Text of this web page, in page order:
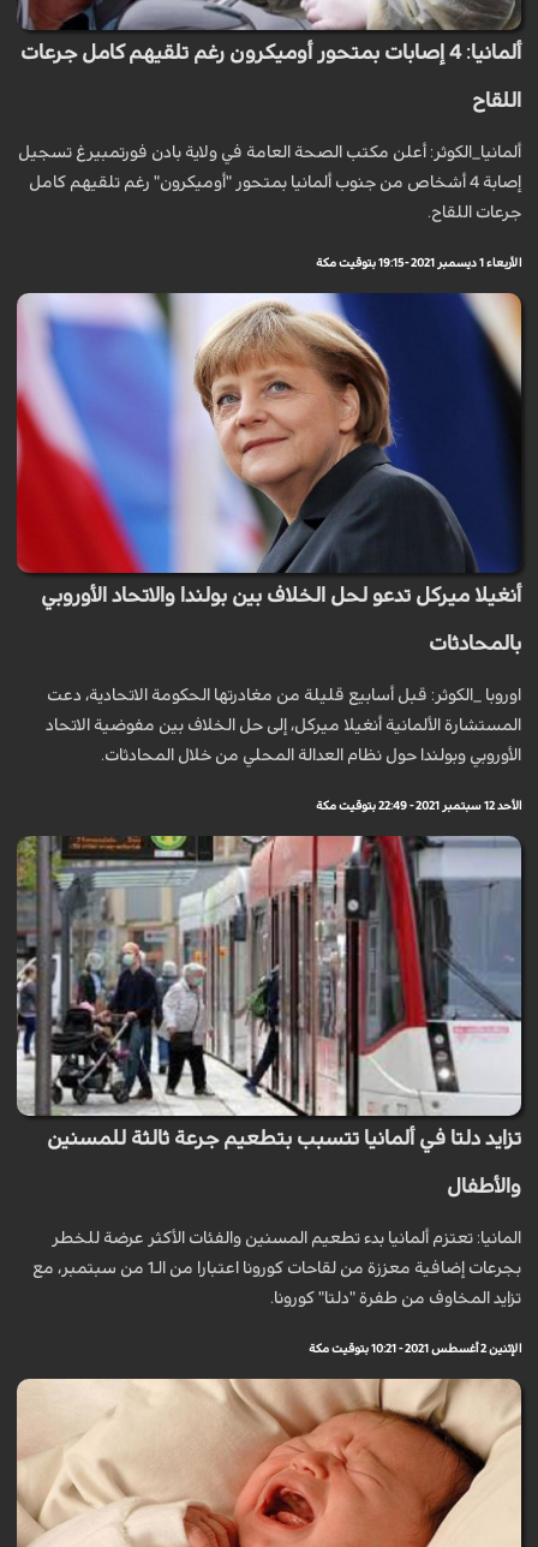
ألمانيا: 4 إصابات بمتحور أوميكرون رغم تلقيهم كامل جرعات
اللقاح
ألمانيا_الكوثر: أعلن مكتب الصحة العامة في ولاية بادن فورتمبيرغ تسجيل
إصابة 4 أشخاص من جنوب ألمانيا بمتحور "أوميكرون" رغم تلقيهم كامل
جرعات اللقاح.
الأربعاء 1 ديسمبر 2021 - 19:15 بتوقيت مكة
أنغيلا ميركل تدعو لحل الخلاف بين بولندا والاتحاد الأوروبي
بالمحادثات
اوروبا _الكوثر: قبل أسابيع قليلة من مغادرتها الحكومة الاتحادية، دعت
المستشارة الألمانية أنغيلا ميركل، إلى حل الخلاف بين مفوضية الاتحاد
الأوروبي وبولندا حول نظام العدالة المحلي من خلال المحادثات.
الأحد 12 سبتمبر 2021 - 22:49 بتوقيت مكة
تزايد دلتا في ألمانيا تتسبب بتطعيم جرعة ثالثة للمسنين
والأطفال
المانيا: تعتزم ألمانيا بدء تطعيم المسنين والفئات الأكثر عرضة للخطر
بجرعات إضافية معززة من لقاحات كورونا اعتبارا من الـ1 من سبتمبر، مع
تزايد المخاوف من طفرة "دلتا" كورونا.
الإثنين 2 أغسطس 2021 - 10:21 بتوقيت مكة